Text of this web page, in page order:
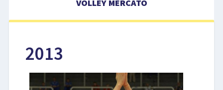
LIBRI
VOLLEY MERCATO
2013